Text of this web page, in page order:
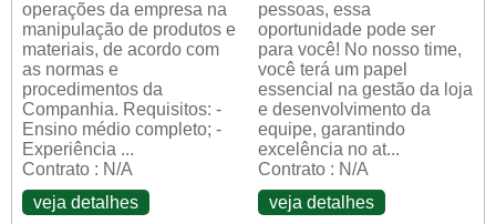
operações da empresa na
manipulação de produtos e
materiais, de acordo com
as normas e
procedimentos da
Companhia. Requisitos: -
Ensino médio completo; -
Experiência ...
Contrato : N/A
veja detalhes
pessoas, essa
oportunidade pode ser
para você! No nosso time,
você terá um papel
essencial na gestão da loja
e desenvolvimento da
equipe, garantindo
excelência no at...
Contrato : N/A
veja detalhes